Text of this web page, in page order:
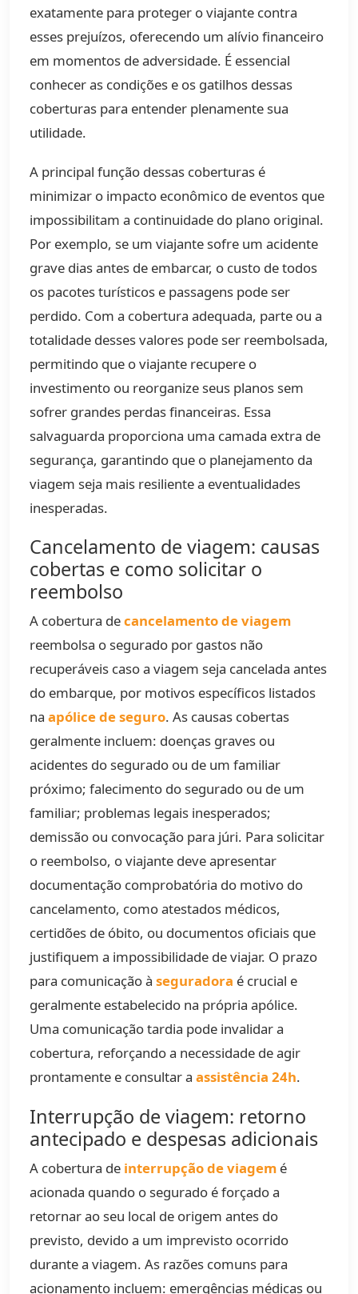
exatamente para proteger o viajante contra
esses prejuízos, oferecendo um alívio financeiro
em momentos de adversidade. É essencial
conhecer as condições e os gatilhos dessas
coberturas para entender plenamente sua
utilidade.
A principal função dessas coberturas é
minimizar o impacto econômico de eventos que
impossibilitam a continuidade do plano original.
Por exemplo, se um viajante sofre um acidente
grave dias antes de embarcar, o custo de todos
os pacotes turísticos e passagens pode ser
perdido. Com a cobertura adequada, parte ou a
totalidade desses valores pode ser reembolsada,
permitindo que o viajante recupere o
investimento ou reorganize seus planos sem
sofrer grandes perdas financeiras. Essa
salvaguarda proporciona uma camada extra de
segurança, garantindo que o planejamento da
viagem seja mais resiliente a eventualidades
inesperadas.
Cancelamento de viagem: causas
cobertas e como solicitar o
reembolso
A cobertura decancelamento de viagem
reembolsa o segurado por gastos não
recuperáveis caso a viagem seja cancelada antes
do embarque, por motivos específicos listados
na apólice de seguro. As causas cobertas
geralmente incluem: doenças graves ou
acidentes do segurado ou de um familiar
próximo; falecimento do segurado ou de um
familiar; problemas legais inesperados;
demissão ou convocação para júri. Para solicitar
o reembolso, o viajante deve apresentar
documentação comprobatória do motivo do
cancelamento, como atestados médicos,
certidões de óbito, ou documentos oficiais que
justifiquem a impossibilidade de viajar. O prazo
para comunicação à seguradora é crucial e
geralmente estabelecido na própria apólice.
Uma comunicação tardia pode invalidar a
cobertura, reforçando a necessidade de agir
prontamente e consultar a assistência 24h.
Interrupção de viagem: retorno
antecipado e despesas adicionais
A cobertura de interrupção de viagem é
acionada quando o segurado é forçado a
retornar ao seu local de origem antes do
previsto, devido a um imprevisto ocorrido
durante a viagem. As razões comuns para
acionamento incluem: emergências médicas ou